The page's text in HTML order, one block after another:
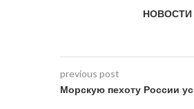
НОВОСТИ
previous post
Морскую пехоту России